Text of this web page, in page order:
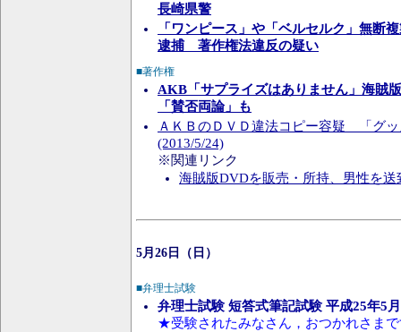
長崎県警
「ワンピース」や「ベルセルク」無断
逮捕 著作権法違反の疑い
■著作権
AKB「サプライズはありません」海賊
「賛否両論」も
ＡＫＢのＤＶＤ違法コピー容疑 「グ
(2013/5/24)
※関連リンク
海賊版DVDを販売・所持、男性を送
5月26日（日）
■弁理士試験
弁理士試験 短答式筆記試験 平成25年5
★受験されたみなさん，おつかれさま